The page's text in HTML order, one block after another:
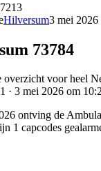
Hilversum3 mei
73784
overzicht voor heel
· 3 mei 2026 om
ontving de
1 capcodes